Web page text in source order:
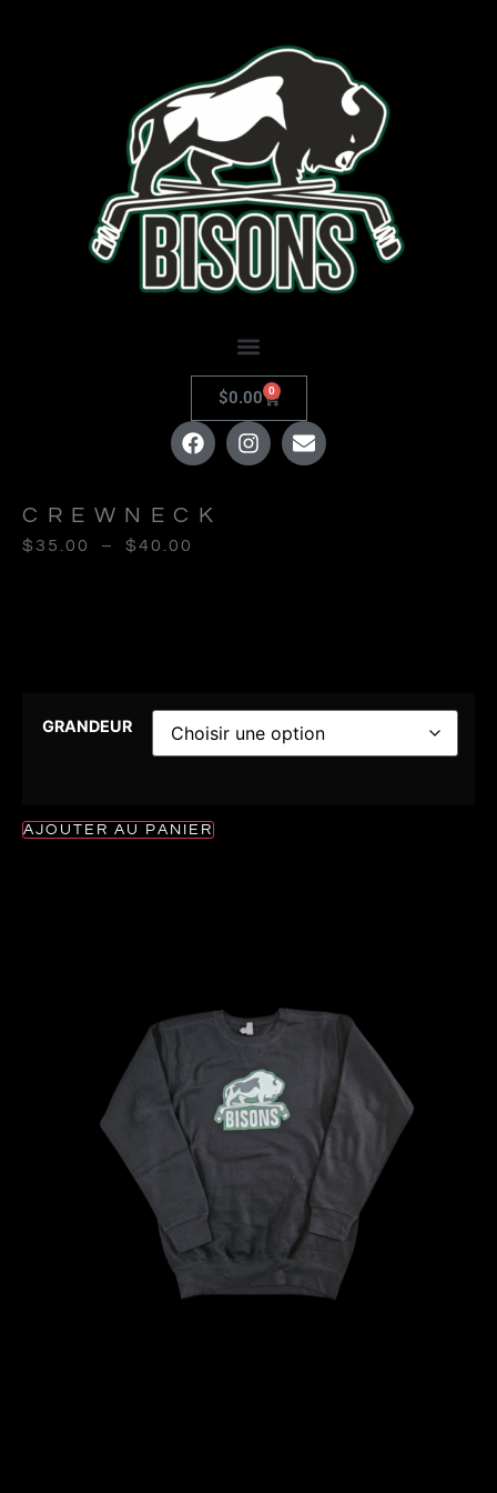
$0.00 0
CREWNECK
$ 35.00 – $40.00
GRANDEUR
AJOUTER AU PANIER